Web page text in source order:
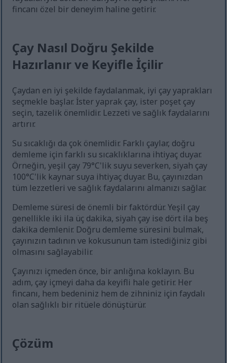
fincanı özel bir deneyim haline getirir.
Çay Nasıl Doğru Şekilde
Hazırlanır ve Keyifle İçilir
Çaydan en iyi şekilde faydalanmak, iyi çay yaprakları
seçmekle başlar. İster yaprak çay, ister poşet çay
seçin, tazelik önemlidir. Lezzeti ve sağlık faydalarını
artırır.
Su sıcaklığı da çok önemlidir. Farklı çaylar, doğru
demleme için farklı su sıcaklıklarına ihtiyaç duyar.
Örneğin, yeşil çay 79°C'lik suyu severken, siyah çay
100°C'lik kaynar suya ihtiyaç duyar. Bu, çayınızdan
tüm lezzetleri ve sağlık faydalarını almanızı sağlar.
Demleme süresi de önemli bir faktördür. Yeşil çay
genellikle iki ila üç dakika, siyah çay ise dört ila beş
dakika demlenir. Doğru demleme süresini bulmak,
çayınızın tadının ve kokusunun tam istediğiniz gibi
olmasını sağlayabilir.
Çayınızı içmeden önce, bir anlığına koklayın. Bu
adım, çay içmeyi daha da keyifli hale getirir. Her
fincanı, hem bedeniniz hem de zihniniz için faydalı
olan sağlıklı bir ritüele dönüştürür.
Çözüm